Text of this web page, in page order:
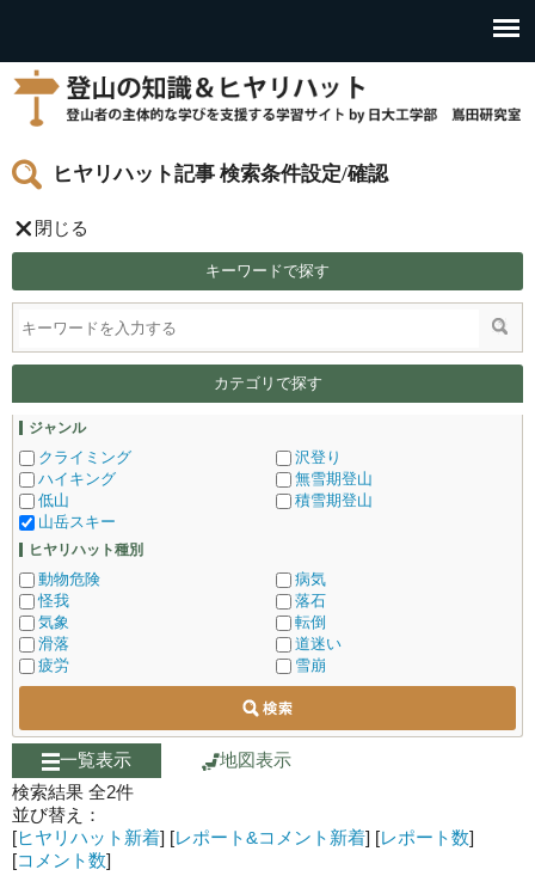
ヒヤリハット記事 検索条件設定/確認
閉じる
キーワードで探す
カテゴリで探す
ジャンル
クライミング
ハイキング
低山
山岳スキー
沢登り
無雪期登山
積雪期登山
ヒヤリハット種別
動物危険
怪我
気象
滑落
疲労
病気
落石
転倒
道迷い
雪崩
一覧表示 地図表示
検索結果 全2件
並び替え：
[ヒヤリハット新着] [レポート&コメント新着] [レポート数]
[コメント数]